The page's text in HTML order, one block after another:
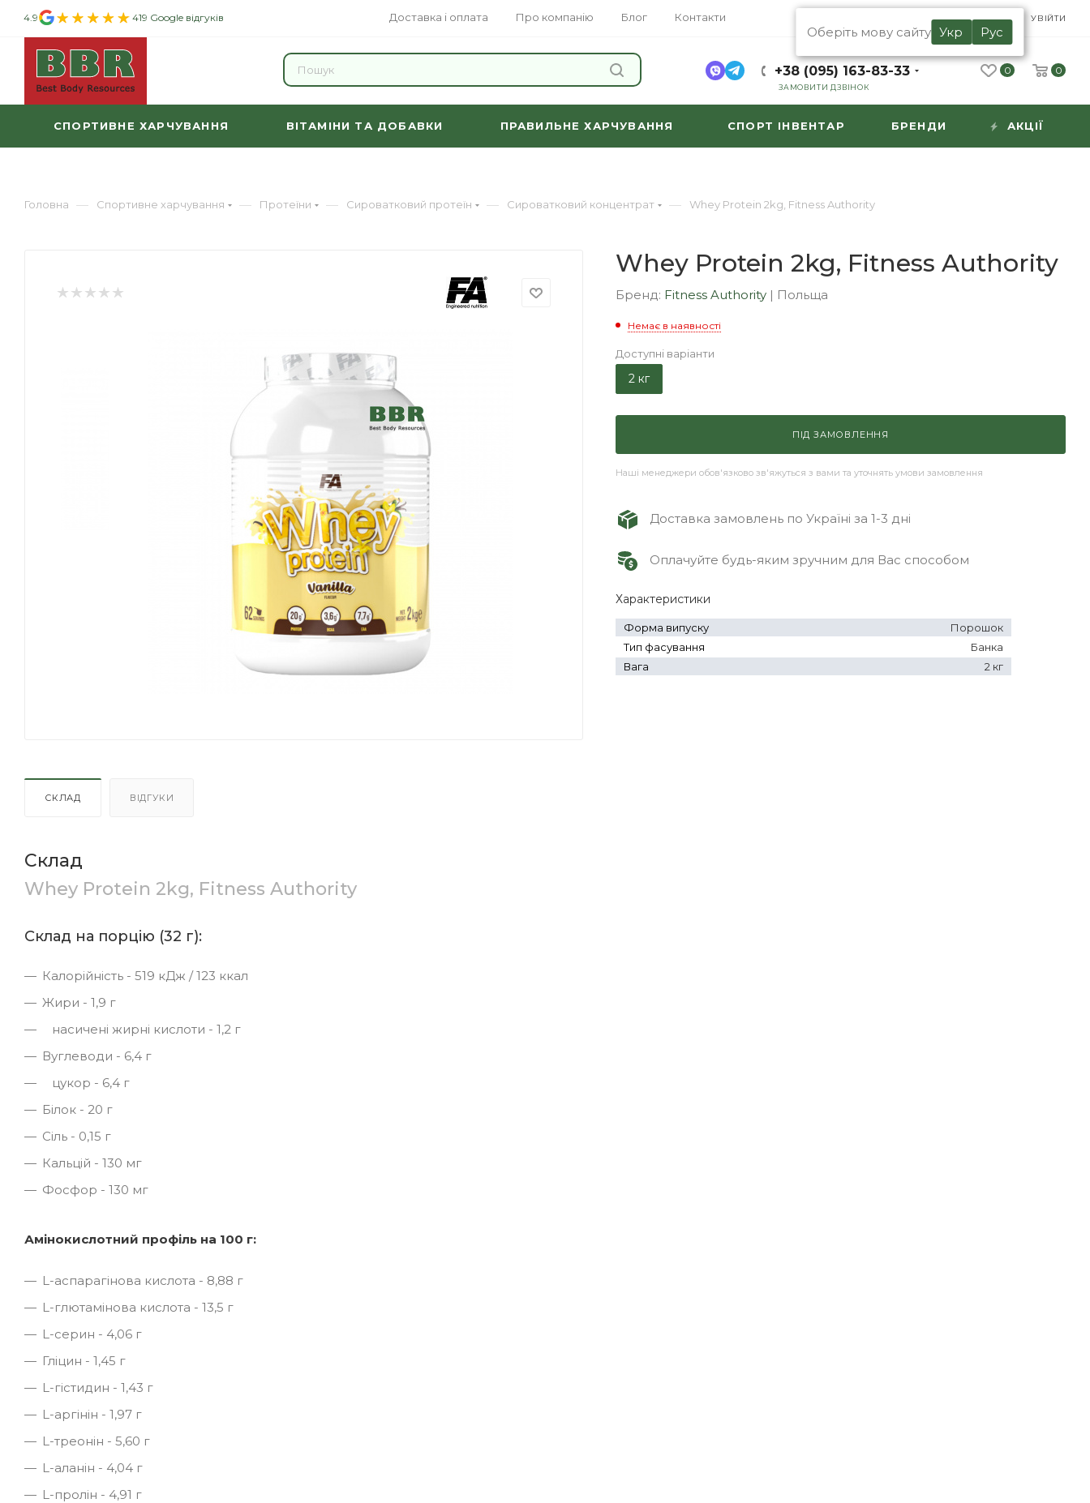
Доставка і оплата Про компанію Блог Контакти
4.9 419 Google відгуків RU
Оберіть мову сайту Укр Рус
УВІЙТИ
+38 (095) 163-83-33
ЗАМОВИТИ ДЗВІНОК
0 0
СПОРТИВНЕ ХАРЧУВАННЯ ВІТАМІНИ ТА ДОБАВКИ ПРАВИЛЬНЕ ХАРЧУВАННЯ СПОРТ ІНВЕНТАР БРЕНДИ АКЦІЇ
Головна — Спортивне харчування — Протеїни — Сироватковий протеїн — Сироватковий концентрат — Whey Protein 2kg, Fitness Authority
СКЛАД ВІДГУКИ
Склад
Whey Protein 2kg, Fitness Authority
Склад на порцію (32 г):
Калорійність - 519 кДж / 123 ккал
Жири - 1,9 г
насичені жирні кислоти - 1,2 г
Вуглеводи - 6,4 г
цукор - 6,4 г
Білок - 20 г
Сіль - 0,15 г
Кальцій - 130 мг
Фосфор - 130 мг
Амінокислотний профіль на 100 г:
L-аспарагінова кислота - 8,88 г
L-глютамінова кислота - 13,5 г
L-серин - 4,06 г
Гліцин - 1,45 г
L-гістидин - 1,43 г
L-аргінін - 1,97 г
L-треонін - 5,60 г
L-аланін - 4,04 г
L-пролін - 4,91 г
Whey Protein 2kg, Fitness Authority
Бренд: Fitness Authority | Польща
Немає в наявності
Доступні варіанти
2 кг
ПІД ЗАМОВЛЕННЯ
Наші менеджери обов'язково зв'яжуться з вами та уточнять умови замовлення
Доставка замовлень по Україні за 1-3 дні
Оплачуйте будь-яким зручним для Вас способом
Характеристики
Форма випуску
Порошок
Тип фасування
Банка
Вага
2 кг